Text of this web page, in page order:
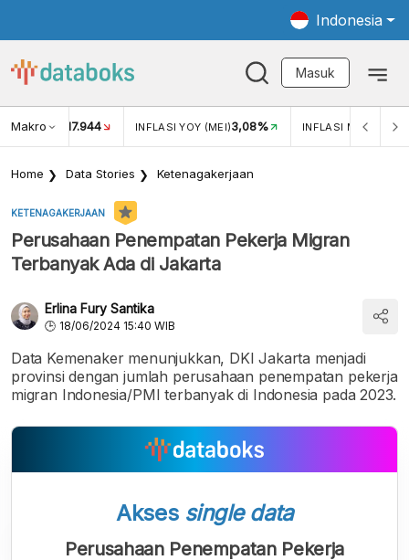
Indonesia
Masuk
Makro
USD/IDR 17.944 INFLASI YOY (MEI)3,08% INFLASI MOM (MEI)
Home Data Stories Ketenagakerjaan
KETENAGAKERJAAN
Perusahaan Penempatan Pekerja Migran
Terbanyak Ada di Jakarta
Erlina Fury Santika
18/06/2024 15:40 WIB
Data Kemenaker menunjukkan, DKI Jakarta menjadi
provinsi dengan jumlah perusahaan penempatan pekerja
migran Indonesia/PMI terbanyak di Indonesia pada 2023.
Akses single data
Perusahaan Penempatan Pekerja